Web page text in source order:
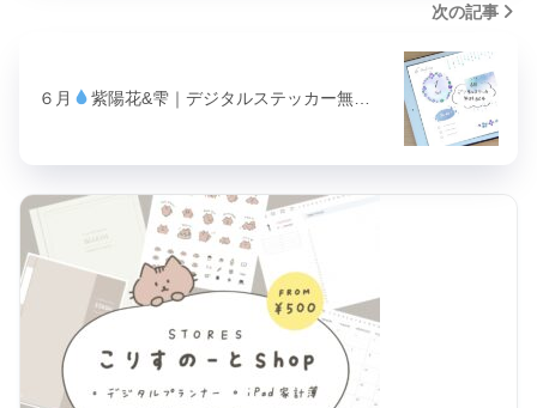
次の記事
６月 紫陽花&雫｜デジタルステッカー無…